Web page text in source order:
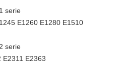
serie
E1260 E1280 E1510
serie
E2311 E2363